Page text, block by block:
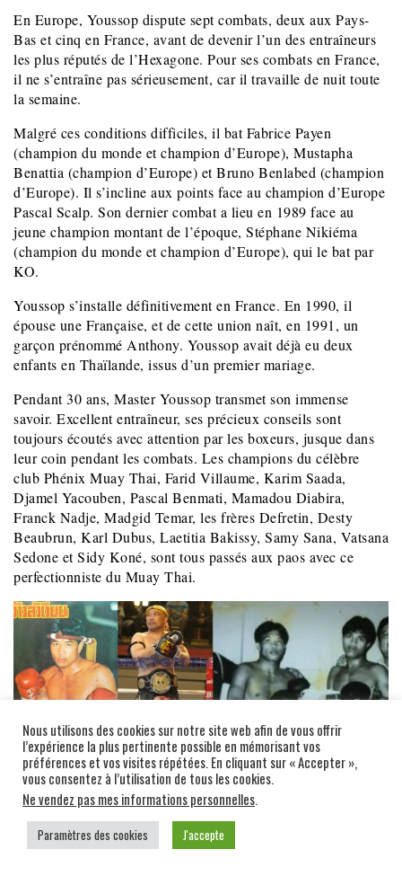
En Europe, Youssop dispute sept combats, deux aux Pays-
Bas et cinq en France, avant de devenir l’un des entraîneurs
les plus réputés de l’Hexagone. Pour ses combats en France,
il ne s’entraîne pas sérieusement, car il travaille de nuit toute
la semaine.
Malgré ces conditions difficiles, il bat Fabrice Payen
(champion du monde et champion d’Europe), Mustapha
Benattia (champion d’Europe) et Bruno Benlabed (champion
d’Europe). Il s’incline aux points face au champion d’Europe
Pascal Scalp. Son dernier combat a lieu en 1989 face au
jeune champion montant de l’époque, Stéphane Nikiéma
(champion du monde et champion d’Europe), qui le bat par
KO.
Youssop s’installe définitivement en France. En 1990, il
épouse une Française, et de cette union naît, en 1991, un
garçon prénommé Anthony. Youssop avait déjà eu deux
enfants en Thaïlande, issus d’un premier mariage.
Pendant 30 ans, Master Youssop transmet son immense
savoir. Excellent entraîneur, ses précieux conseils sont
toujours écoutés avec attention par les boxeurs, jusque dans
leur coin pendant les combats. Les champions du célèbre
club Phénix Muay Thai, Farid Villaume, Karim Saada,
Djamel Yacouben, Pascal Benmati, Mamadou Diabira,
Franck Nadje, Madgid Temar, les frères Defretin, Desty
Beaubrun, Karl Dubus, Laetitia Bakissy, Samy Sana, Vatsana
Sedone et Sidy Koné, sont tous passés aux paos avec ce
perfectionniste du Muay Thai.
Nous utilisons des cookies sur notre site web afin de vous offrir
l’expérience la plus pertinente possible en mémorisant vos
préférences et vos visites répétées. En cliquant sur « Accepter »,
vous consentez à l’utilisation de tous les cookies.
Ne vendez pas mes informations personnelles.
Paramètres des cookies J'accepte